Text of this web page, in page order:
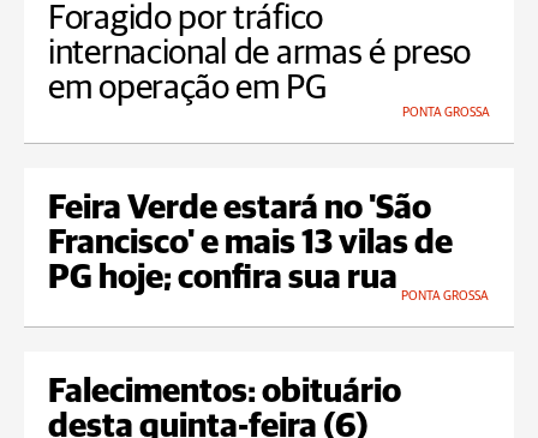
Foragido por tráfico
internacional de armas é preso
em operação em PG
PONTA GROSSA
Feira Verde estará no 'São
Francisco' e mais 13 vilas de
PG hoje; confira sua rua
PONTA GROSSA
Falecimentos: obituário
desta quinta-feira (6)